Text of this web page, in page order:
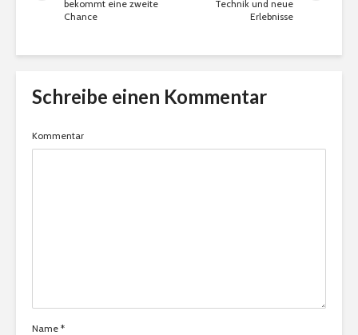
bekommt eine zweite
Chance
Technik und neue
Erlebnisse
Schreibe einen Kommentar
Kommentar
Name *